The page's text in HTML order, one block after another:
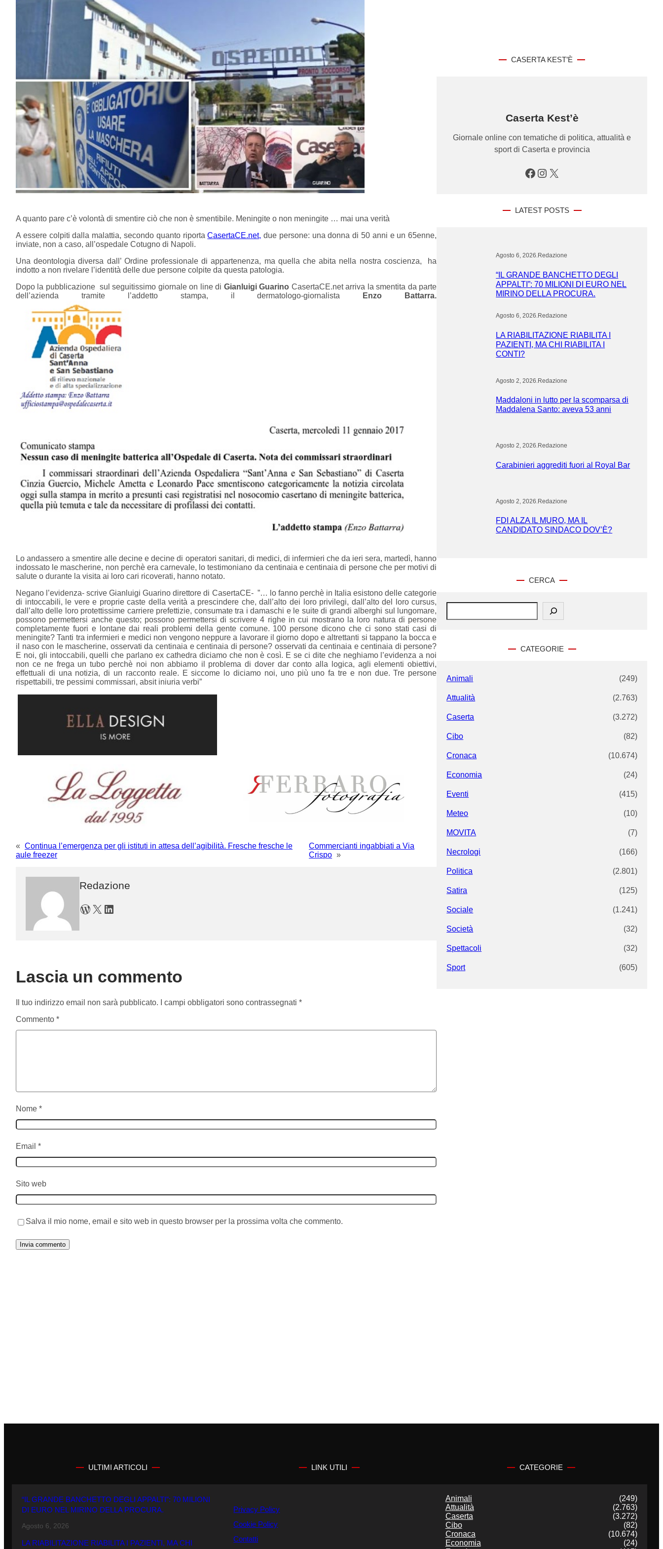
A quanto pare c’è volontà di smentire ciò che non è smentibile. Meningite o non meningite … mai una verità
A essere colpiti dalla malattia, secondo quanto riportaCasertaCE.net, due persone: una donna di 50 anni e un 65enne,
inviate, non a caso, all’ospedale Cotugno di Napoli.
Una deontologia diversa dall’ Ordine professionale di appartenenza, ma quella che abita nella nostra coscienza, ha
indotto a non rivelare l’identità delle due persone colpite da questa patologia.
Dopo la pubblicazione sul seguitissimo giornale on line di Gianluigi Guarino CasertaCE.net arriva la smentita da parte
dell’azienda tramite l’addetto stampa, il dermatologo-­giornalista
Enzo Battarra.
Lo andassero a smentire alle decine e decine di operatori sanitari, di medici, di infermieri che da ieri sera, martedì, hanno
indossato le mascherine, non perchè era carnevale, lo testimoniano da centinaia e centinaia di persone che per motivi di
salute o durante la visita ai loro cari ricoverati, hanno notato.
Negano l’evidenza- scrive Gianluigi Guarino direttore di CasertaCE- ”… lo fanno perchè in Italia esistono delle categorie
di intoccabili, le vere e proprie caste della verità a prescindere che, dall’alto dei loro privilegi, dall’alto del loro cursus,
dall’alto delle loro protettissime carriere prefettizie, consumate tra i damaschi e le suite di grandi alberghi sul lungomare,
possono permettersi anche questo; possono permettersi di scrivere 4 righe in cui mostrano la loro natura di persone
completamente fuori e lontane dai reali problemi della gente comune. 100 persone dicono che ci sono stati casi di
meningite? Tanti tra infermieri e medici non vengono neppure a lavorare il giorno dopo e altrettanti si tappano la bocca e
il naso con le mascherine, osservati da centinaia e centinaia di persone? osservati da centinaia e centinaia di persone?
E noi, gli intoccabili, quelli che parlano ex cathedra diciamo che non è così. E se ci dite che neghiamo l’evidenza a noi
non ce ne frega un tubo perchè noi non abbiamo il problema di dover dar conto alla logica, agli elementi obiettivi,
effettuali di una notizia, di un racconto reale. E siccome lo diciamo noi, uno più uno fa tre e non due. Tre persone
rispettabili, tre pessimi commissari, absit iniuria verbi”
« Continua l’emergenza per gli istituti in attesa dell’agibilità. Fresche fresche le
aule freezer
Commercianti ingabbiati a Via
Crispo »
Redazione
WordPress X LinkedIn
Lascia un commento
Il tuo indirizzo email non sarà pubblicato. I campi obbligatori sono contrassegnati *
Commento *
Nome *
Email *
Sito web
Salva il mio nome, email e sito web in questo browser per la prossima volta che commento.
CASERTA KEST’È
Caserta Kest’è
Giornale online con tematiche di politica, attualità e
sport di Caserta e provincia
Facebook Instagram X
LATEST POSTS
Agosto 6, 2026.Redazione
“IL GRANDE BANCHETTO DEGLI
APPALTI”: 70 MILIONI DI EURO NEL
MIRINO DELLA PROCURA.
Agosto 6, 2026.Redazione
LA RIABILITAZIONE RIABILITA I
PAZIENTI, MA CHI RIABILITA I
CONTI?
Agosto 2, 2026 Redazione
Maddaloni in lutto per la scomparsa di
Maddalena Santo: aveva 53 anni
Agosto 2, 2026.Redazione
Carabinieri aggrediti fuori al Royal Bar
Agosto 2, 2026 Redazione
FDI ALZA IL MURO, MA IL
CANDIDATO SINDACO DOV’È?
CERCA
S
CATEGORIE
Animali (249)
Attualità (2.763)
Caserta (3.272)
Cibo (82)
Cronaca (10.674)
Economia (24)
Eventi (415)
Meteo (10)
MOVITA (7)
Necrologi (166)
Politica (2.801)
Satira (125)
Sociale (1.241)
Società (32)
Spettacoli (32)
Sport (605)
ULTIMI ARTICOLI
“IL GRANDE BANCHETTO DEGLI APPALTI”: 70 MILIONI
DI EURO NEL MIRINO DELLA PROCURA.
Agosto 6, 2026
LA RIABILITAZIONE RIABILITA I PAZIENTI, MA CHI
LINK UTILI
Privacy Policy
Cookie Policy
Contatti
CATEGORIE
Animali
(249)
Attualità
(2.763)
Caserta
(3.272)
Cibo
(82)
Cronaca
(10.674)
Economia
(24)